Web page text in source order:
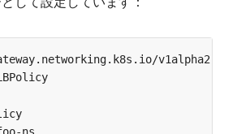
v1alpha2